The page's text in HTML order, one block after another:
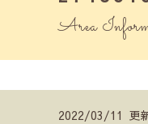
Area
2022/03/11 更